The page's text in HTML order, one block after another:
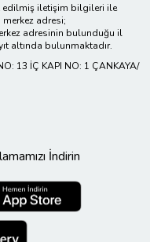
edilmiş iletişim bilgileri ile
adresi;
adresinin bulunduğu il
altında bulunmaktadır.
13 İÇ KAPI NO: 1 ÇANKAYA/
İndirin